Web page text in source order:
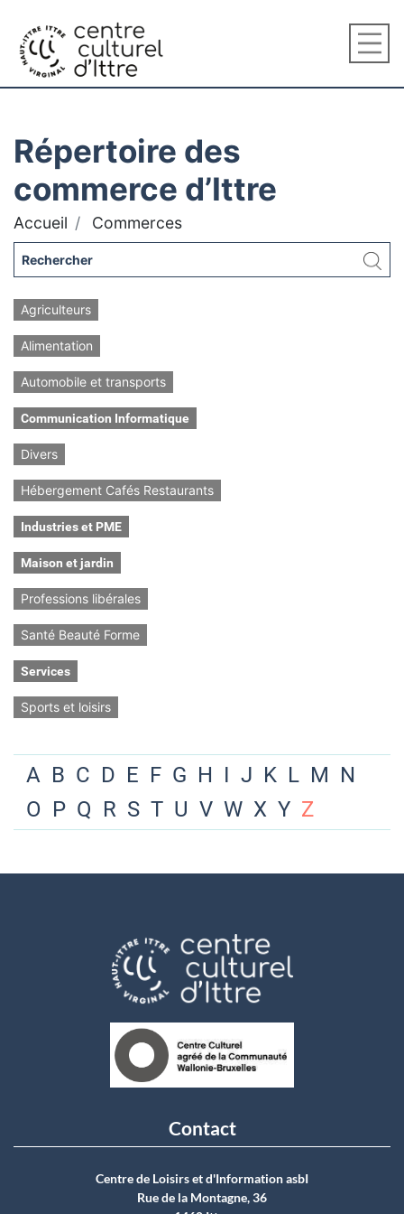
Répertoire des
commerce d’Ittre
Accueil Commerces
Agriculteurs
Alimentation
Automobile et transports
Communication Informatique
Divers
Hébergement Cafés Restaurants
Industries et PME
Maison et jardin
Professions libérales
Santé Beauté Forme
Services
Sports et loisirs
A B C D E F G H I J K L M N
O P Q R S T U V W X Y Z
Contact
Centre de Loisirs et d'Information asbI
Rue de la Montagne, 36